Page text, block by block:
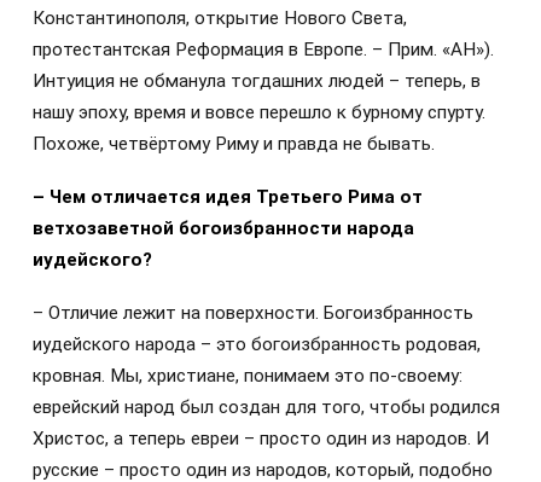
Константинополя, открытие Нового Света,
протестантская Реформация в Европе. – Прим. «АН»).
Интуиция не обманула тогдашних людей – теперь, в
нашу эпоху, время и вовсе перешло к бурному спурту.
Похоже, четвёртому Риму и правда не бывать.
– Чем отличается идея Третьего Рима от
ветхозаветной богоизбранности народа
иудейского?
– Отличие лежит на поверхности. Богоизбранность
иудейского народа – это богоизбранность родовая,
кровная. Мы, христиане, понимаем это по-своему:
еврейский народ был создан для того, чтобы родился
Христос, а теперь евреи – просто один из народов. И
русские – просто один из народов, который, подобно